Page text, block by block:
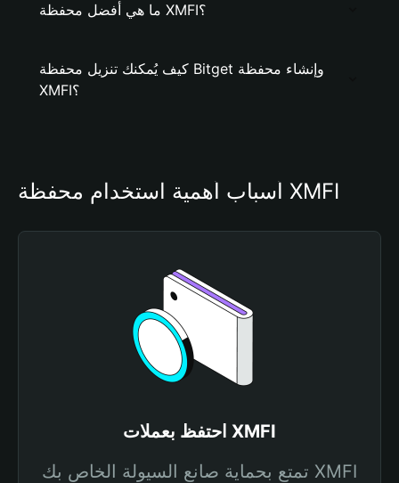
ما هي أفضل محفظة XMFI؟
كيف يُمكنك تنزيل محفظة Bitget وإنشاء محفظة
XMFI؟
أسباب أهمية استخدام محفظة XMFI
احتفظ بعملات XMFI
تمتع بحماية صانع السيولة الخاص بك XMFI